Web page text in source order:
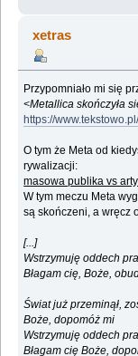
xetras
Przypomniało mi się
<Metallica skończyła
https://
O tym że Meta od
rywalizacji:
masowa publika vs
W tym meczu Meta
są skończeni, a wręcz
[...]
Wstrzymuję oddech
Błagam cię, Boże,
Świat już przeminął,
Boże, dopomóż mi
Wstrzymuję oddech
Błagam cię Boże,